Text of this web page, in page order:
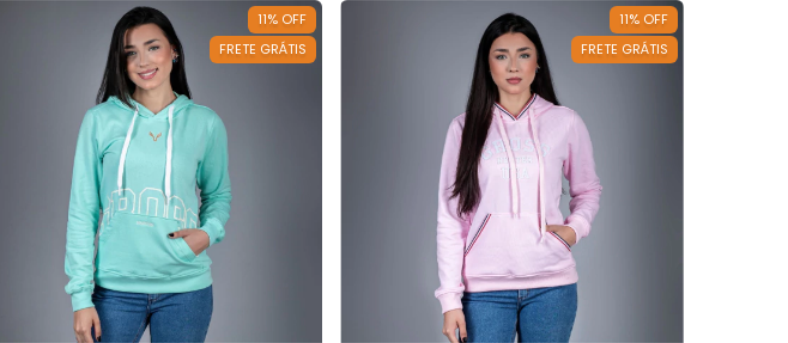
11% OFF
FRETE GRÁTIS
11% OFF
FRETE GRÁTIS